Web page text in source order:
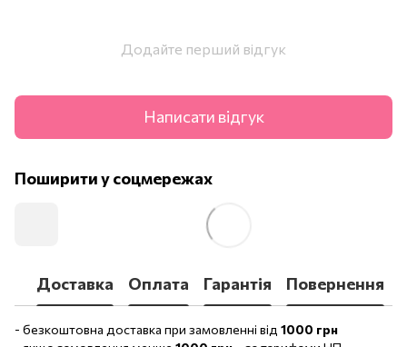
Додайте перший відгук
Написати відгук
Поширити у соцмережах
Доставка Оплата Гарантія Повернення
- безкоштовна доставка при замовленні від 1000 грн